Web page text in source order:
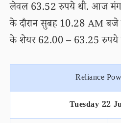
लेवल 63.52 रुपये थी. आज
के दौरान सुबह 10.28 AM बजे
के शेयर 62.00 – 63.25 रुपये
Reliance
Tuesday 22